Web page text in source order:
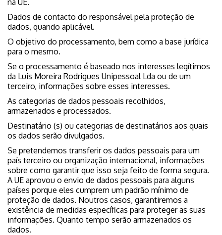
na UE.
Dados de contacto do responsável pela proteção de
dados, quando aplicável.
O objetivo do processamento, bem como a base jurídica
para o mesmo.
Se o processamento é baseado nos interesses legítimos
da Luis Moreira Rodrigues Unipessoal Lda ou de um
terceiro, informações sobre esses interesses.
As categorias de dados pessoais recolhidos,
armazenados e processados.
Destinatário (s) ou categorias de destinatários aos quais
os dados serão divulgados.
Se pretendemos transferir os dados pessoais para um
país terceiro ou organização internacional, informações
sobre como garantir que isso seja feito de forma segura.
A UE aprovou o envio de dados pessoais para alguns
países porque eles cumprem um padrão mínimo de
proteção de dados. Noutros casos, garantiremos a
existência de medidas específicas para proteger as suas
informações. Quanto tempo serão armazenados os
dados.